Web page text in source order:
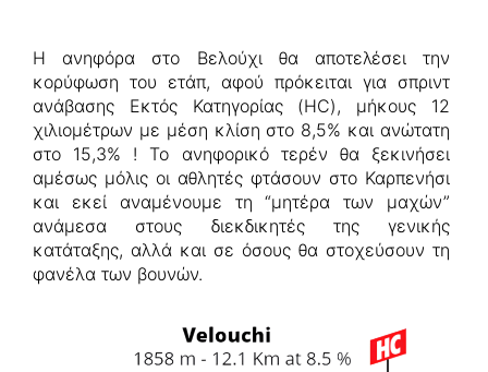
Η ανηφόρα στο Βελούχι θα αποτελέσει την
κορύφωση του ετάπ, αφού πρόκειται για σπριντ
ανάβασης Εκτός Κατηγορίας (HC), μήκους 12
χιλιομέτρων με μέση κλίση στο 8,5% και ανώτατη
στο 15,3% ! Το ανηφορικό τερέν θα ξεκινήσει
αμέσως μόλις οι αθλητές φτάσουν στο Καρπενήσι
και εκεί αναμένουμε τη “μητέρα των μαχών”
ανάμεσα στους διεκδικητές της γενικής
κατάταξης, αλλά και σε όσους θα στοχεύσουν τη
φανέλα των βουνών.